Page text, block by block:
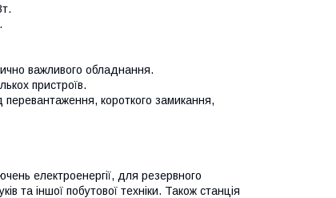
важливого обладнання.
пристроїв.
короткого замикання,
електроенергії, для резервного
та іншої побутової техніки. Також станція